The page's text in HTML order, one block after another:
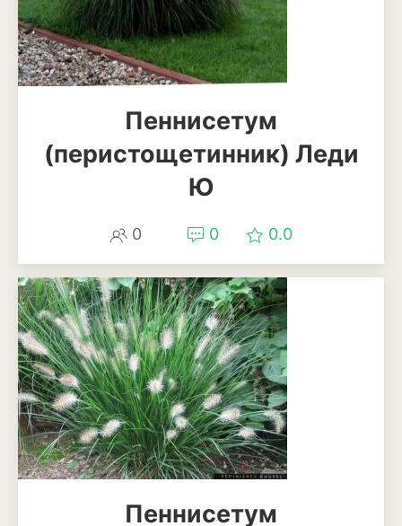
Хоста
Хризантема
Цинния
Эхинацея
Зерновые культуры
Кукуруза
Овёс
Пшеница
Ячмень
Комнатные растения
Аглаонема
Пеннисетум
(перистощетинник) Леди
Ю
0 0 0.0
Пеннисетум